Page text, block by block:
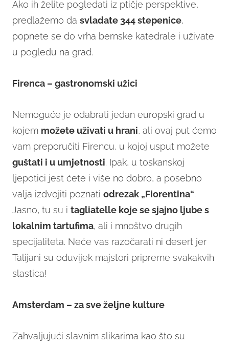
Ako ih želite pogledati iz ptičje perspektive,
predlažemo da svladate 344 stepenice,
popnete se do vrha bernske katedrale i uživate
u pogledu na grad.
Firenca – gastronomski užici
Nemoguće je odabrati jedan europski grad u
kojem možete uživati u hrani, ali ovaj put ćemo
vam preporučiti Firencu, u kojoj usput možete
guštati i u umjetnosti. Ipak, u toskanskoj
ljepotici jest ćete i više no dobro, a posebno
valja izdvojiti poznati odrezak „Fiorentina“.
Jasno, tu su i tagliatelle koje se sjajno ljube s
lokalnim tartufima, ali i mnoštvo drugih
specijaliteta. Neće vas razočarati ni desert jer
Talijani su oduvijek majstori pripreme svakakvih
slastica!
Amsterdam – za sve željne kulture
Zahvaljujući slavnim slikarima kao što su